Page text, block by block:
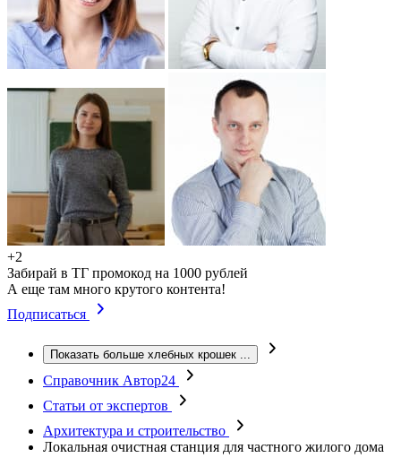
+2
Забирай в ТГ промокод на 1000 рублей
А еще там много крутого контента!
Подписаться
Показать больше хлебных крошек ...
Справочник Автор24
Статьи от экспертов
Архитектура и строительство
Локальная очистная станция для частного жилого дома